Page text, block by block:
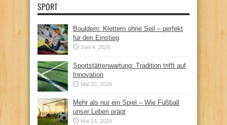
SPORT
Bouldern: Klettern ohne Seil – perfekt
für den Einstieg
Juni 4, 2026
Sportstättenwartung: Tradition trifft auf
Innovation
Mai 20, 2026
Mehr als nur ein Spiel – Wie Fußball
unser Leben prägt
Mai 14, 2025